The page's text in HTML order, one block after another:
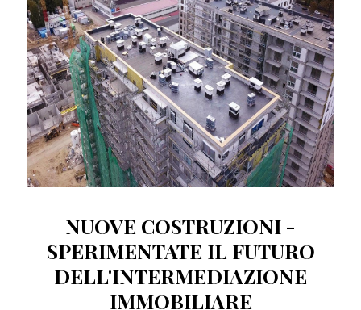
NUOVE COSTRUZIONI -
SPERIMENTATE IL FUTURO
DELL'INTERMEDIAZIONE
IMMOBILIARE